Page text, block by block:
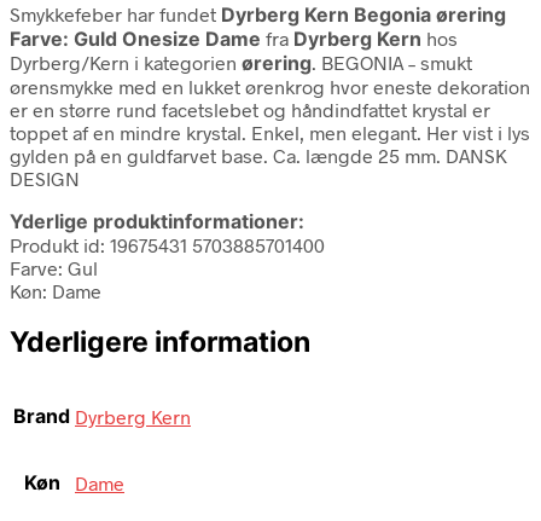
Smykkefeber har fundet Dyrberg Kern Begonia ørering
Farve: Guld Onesize Dame fra Dyrberg Kern hos
Dyrberg/Kern i kategorien ørering. BEGONIA – smukt
ørensmykke med en lukket ørenkrog hvor eneste dekoration
er en større rund facetslebet og håndindfattet krystal er
toppet af en mindre krystal. Enkel, men elegant. Her vist i lys
gylden på en guldfarvet base. Ca. længde 25 mm. DANSK
DESIGN
Yderlige produktinformationer:
Produkt id: 19675431 5703885701400
Farve: Gul
Køn: Dame
Yderligere information
Brand Dyrberg Kern
Køn Dame